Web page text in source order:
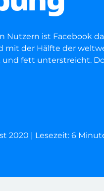
LinkedIn
Reddit
Nutzern ist Facebook
mit der Hälfte der
und fett unterstreicht.
2020 | Lesezeit: 6